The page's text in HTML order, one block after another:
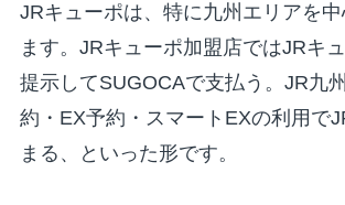
JRキューポは、特に九州エリアを
ます。JRキューポ加盟店ではJRキ
提示してSUGOCAで支払う。JR九
約・EX予約・スマートEXの利用で
まる、といった形です。